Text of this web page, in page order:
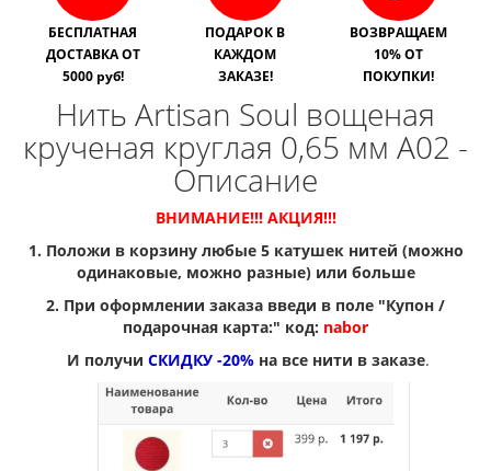
БЕСПЛАТНАЯ
ДОСТАВКА ОТ
5000 руб!
ПОДАРОК В
КАЖДОМ
ЗАКАЗЕ!
ВОЗВРАЩАЕМ
10% ОТ
ПОКУПКИ!
Нить Artisan Soul вощеная
крученая круглая 0,65 мм A02 -
Описание
ВНИМАНИЕ!!! АКЦИЯ!!!
1. Положи в корзину любые 5 катушек нитей (можно
одинаковые, можно разные) или больше
2. При оформлении заказа введи в поле "Купон /
подарочная карта:" код: nabor
И получи СКИДКУ -20%на все нити в заказе.